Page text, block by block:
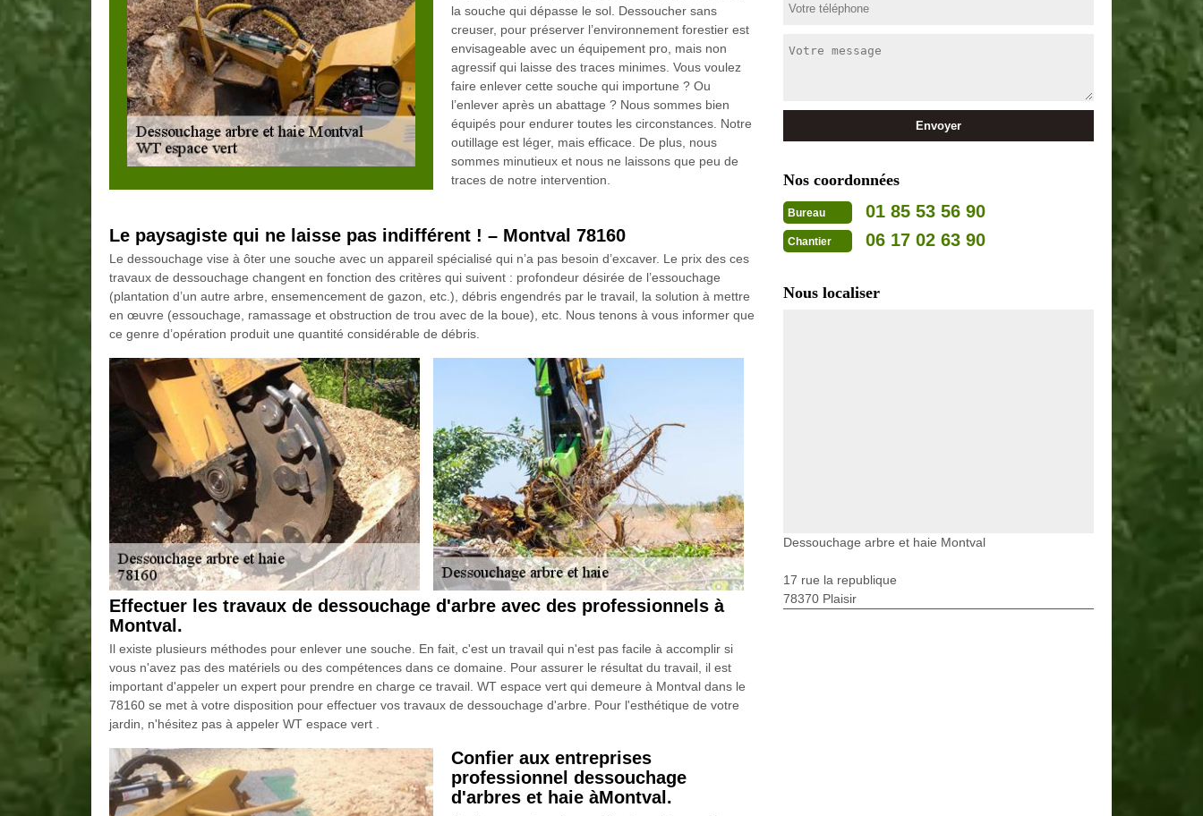
la souche qui dépasse le sol. Dessoucher sans
creuser, pour préserver l’environnement forestier est
envisageable avec un équipement pro, mais non
agressif qui laisse des traces minimes. Vous voulez
faire enlever cette souche qui importune ? Ou
l’enlever après un abattage ? Nous sommes bien
équipés pour endurer toutes les circonstances. Notre
outillage est léger, mais efficace. De plus, nous
sommes minutieux et nous ne laissons que peu de
traces de notre intervention.
Le paysagiste qui ne laisse pas indifférent ! – Montval 78160
Le dessouchage vise à ôter une souche avec un appareil spécialisé qui n’a pas besoin d’excaver. Le prix des ces
travaux de dessouchage changent en fonction des critères qui suivent : profondeur désirée de l’essouchage
(plantation d’un autre arbre, ensemencement de gazon, etc.), débris engendrés par le travail, la solution à mettre
en œuvre (essouchage, ramassage et obstruction de trou avec de la boue), etc. Nous tenons à vous informer que
ce genre d’opération produit une quantité considérable de débris.
Effectuer les travaux de dessouchage d'arbre avec des professionnels à
Montval.
Il existe plusieurs méthodes pour enlever une souche. En fait, c'est un travail qui n'est pas facile à accomplir si
vous n'avez pas des matériels ou des compétences dans ce domaine. Pour assurer le résultat du travail, il est
important d'appeler un expert pour prendre en charge ce travail. WT espace vert qui demeure à Montval dans le
78160 se met à votre disposition pour effectuer vos travaux de dessouchage d'arbre. Pour l'esthétique de votre
jardin, n'hésitez pas à appeler WT espace vert .
Confier aux entreprises
professionnel dessouchage
d'arbres et haie àMontval.
Nos coordonnées
Bureau 01 85 53 56 90
Chantier 06 17 02 63 90
Nous localiser
Dessouchage arbre et haie Montval
17 rue la republique
78370 Plaisir